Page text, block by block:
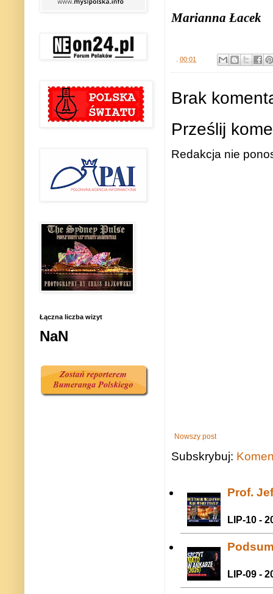
Marianna Łacek
00:01
Brak
Prześlij
Redakcja nie
Nowszy post
Subskrybuj:
Prof.
LIP-10 -
LIP-09 -
Łączna liczba wizyt
NaN